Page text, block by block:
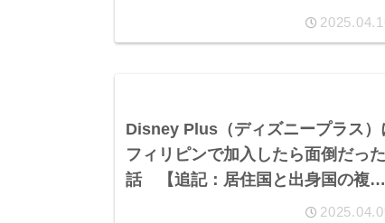
Disney Plus（ディズニープラス）
フィリピンで加入したら面倒だった
話 【追記：居住国と出身国の複数